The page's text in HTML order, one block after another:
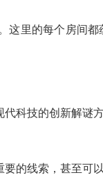
这里的每个房间
科技的创新解谜
的线索，甚至可